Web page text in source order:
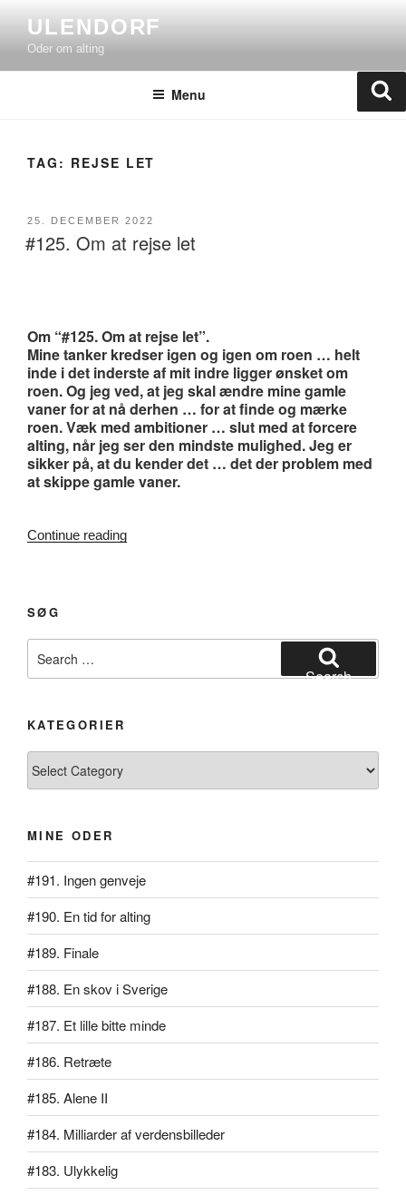
content
ULENDORF
Oder om alting
Menu
TAG: REJSE LET
POSTED
ON
25. DECEMBER 2022
#125. Om at rejse let
Om “#125. Om at rejse let”.
Mine tanker kredser igen og igen om roen … helt
inde i det inderste af mit indre ligger ønsket om
roen. Og jeg ved, at jeg skal ændre mine gamle
vaner for at nå derhen … for at finde og mærke
roen. Væk med ambitioner … slut med at forcere
alting, når jeg ser den mindste mulighed. Jeg er
sikker på, at du kender det … det der problem med
at skippe gamle vaner.
Continue reading“#125.
SØG
for:
Search
KATEGORIER
MINE ODER
#191. Ingen genveje
#190. En tid for alting
#189. Finale
#188. En skov i Sverige
#187. Et lille bitte minde
#186. Retræte
#185. Alene II
#184. Milliarder af verdensbilleder
#183. Ulykkelig